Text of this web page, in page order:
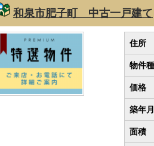
和泉市肥子町 中古一戸建て
住所
物件
価格
築年月
面積